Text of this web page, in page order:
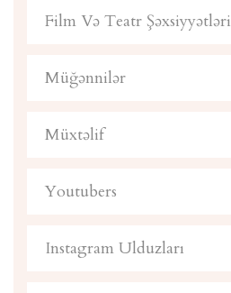
Film Və Teatr Şəxsiyyətləri
Müğənnilər
Müxtəlif
Youtubers
Instagram Ulduzları